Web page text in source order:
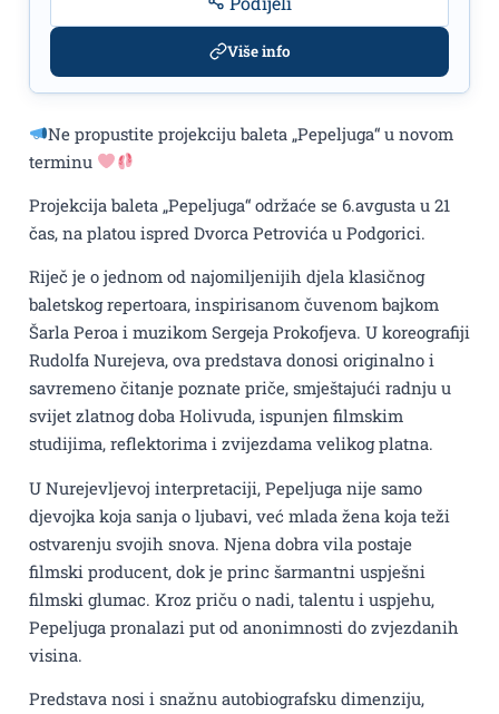
Ne propustite projekciju baleta „Pepeljuga“ u novom
terminu
Projekcija baleta „Pepeljuga“ održaće se 6.avgusta u 21
čas, na platou ispred Dvorca Petrovića u Podgorici.
Riječ je o jednom od najomiljenijih djela klasičnog
baletskog repertoara, inspirisanom čuvenom bajkom
Šarla Peroa i muzikom Sergeja Prokofjeva. U koreografiji
Rudolfa Nurejeva, ova predstava donosi originalno i
savremeno čitanje poznate priče, smještajući radnju u
svijet zlatnog doba Holivuda, ispunjen filmskim
studijima, reflektorima i zvijezdama velikog platna.
U Nurejevljevoj interpretaciji, Pepeljuga nije samo
djevojka koja sanja o ljubavi, već mlada žena koja teži
ostvarenju svojih snova. Njena dobra vila postaje
filmski producent, dok je princ šarmantni uspješni
filmski glumac. Kroz priču o nadi, talentu i uspjehu,
Pepeljuga pronalazi put od anonimnosti do zvjezdanih
visina.
Predstava nosi i snažnu autobiografsku dimenziju,
Više info